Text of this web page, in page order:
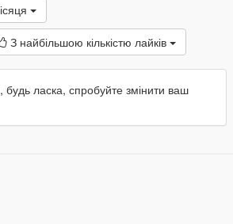
З найбільшою кількістю лайків
ласка, спробуйте змінити ваш